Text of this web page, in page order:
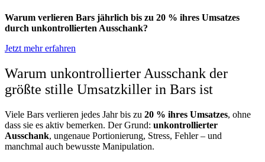
Warum verlieren Bars jährlich bis zu 20 % ihres Umsatzes
durch unkontrollierten Ausschank?
Jetzt mehr erfahren
Warum unkontrollierter Ausschank der
größte stille Umsatzkiller in Bars ist
Viele Bars verlieren jedes Jahr bis zu 20 % ihres Umsatzes, ohne
dass sie es aktiv bemerken. Der Grund: unkontrollierter
Ausschank, ungenaue Portionierung, Stress, Fehler – und
manchmal auch bewusste Manipulation.